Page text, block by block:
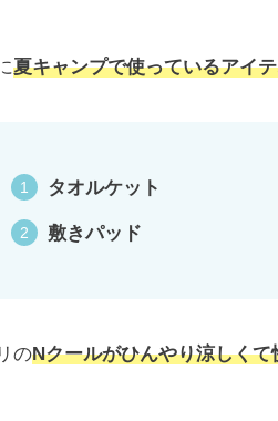
夏キャンプで使っているアイ
タオルケット
敷きパッド
のNクールがひんやり涼しくて